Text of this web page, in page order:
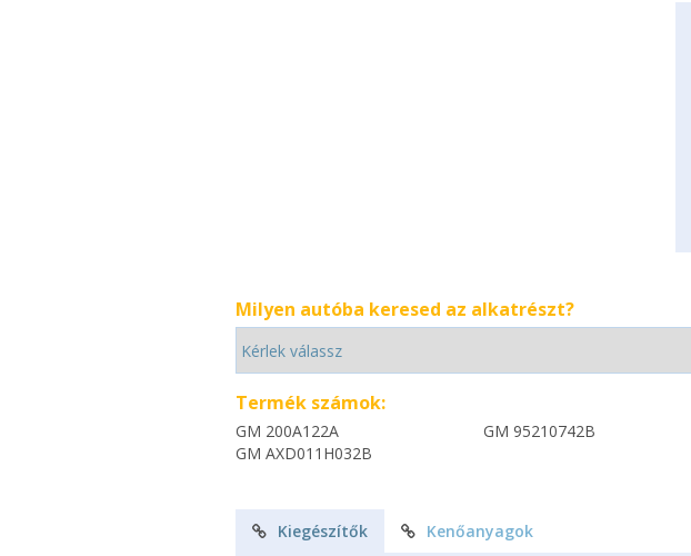
Milyen autóba keresed az alkatrészt?
Termék számok:
GM 200A122A
GM 95210742B
GM AXD011H032B
Kiegészítők Kenőanyagok